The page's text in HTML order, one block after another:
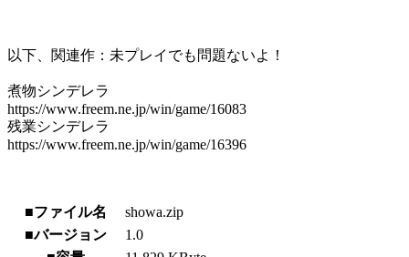
以下、関連作：未プレイでも問題ないよ！
煮物シンデレラ
https://www.freem.ne.jp/win/game/16083
残業シンデレラ
https://www.freem.ne.jp/win/game/16396
■ファイル名
showa.zip
■バージョン
1.0